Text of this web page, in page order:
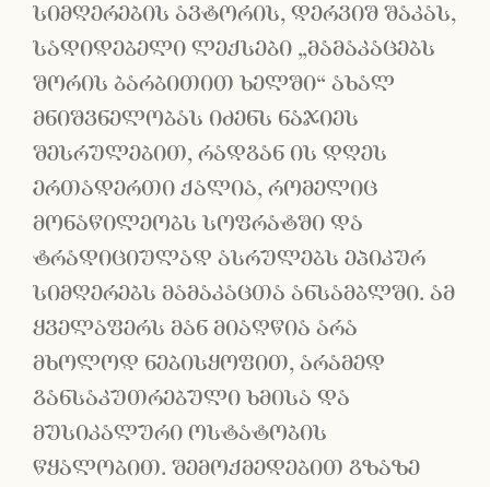
სიმღერების ავტორის, დერვიშ შაკას,
სადიდებელი ლექსები „მამაკაცებს
შორის ბარბითით ხელში“ ახალ
მნიშვნელობას იძენს ნაჯიეს
შესრულებით, რადგან ის დღეს
ერთადერთი ქალია, რომელიც
მონაწილეობს სოფრატში და
ტრადიციულად ასრულებს ეპიკურ
სიმღერებს მამაკაცთა ანსამბლში. ამ
ყველაფერს მან მიაღწია არა
მხოლოდ ნებისყოფით, არამედ
განსაკუთრებული ხმისა და
მუსიკალური ოსტატობის
წყალობით. შემოქმედებით გზაზე